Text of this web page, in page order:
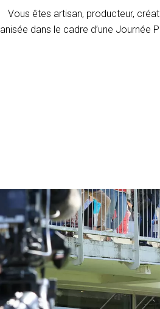
êtes artisan, producteur,
dans le cadre d’une